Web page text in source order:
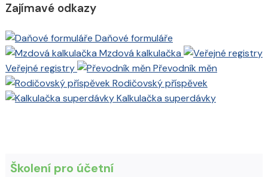
Zajímavé odkazy
Daňové formuláře
Mzdová kalkulačka
Veřejné registry
Převodník měn
Rodičovský příspěvek
Kalkulačka superdávky
Školení pro účetní